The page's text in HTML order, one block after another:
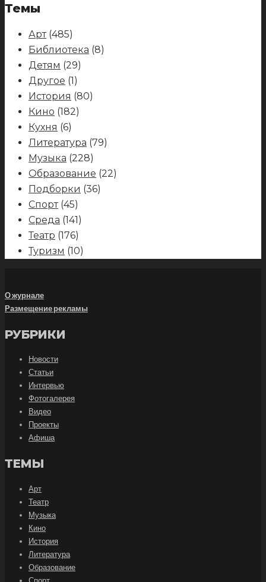
Темы
Арт(485)
Библиотека (8)
Детям (29)
Другое (1)
История (80)
Кино (182)
Кухня (6)
Литература (79)
Музыка (228)
Образование (22)
Подборки (36)
Спорт(45)
Среда (141)
Театр (176)
Туризм (10)
О журнале
Размещение рекламы
РУБРИКИ
Новости
Статьи
Интервью
Фотогалерея
Видео
Проекты
Афиша
ТЕМЫ
Арт
Театр
Музыка
Кино
История
Литература
Образование